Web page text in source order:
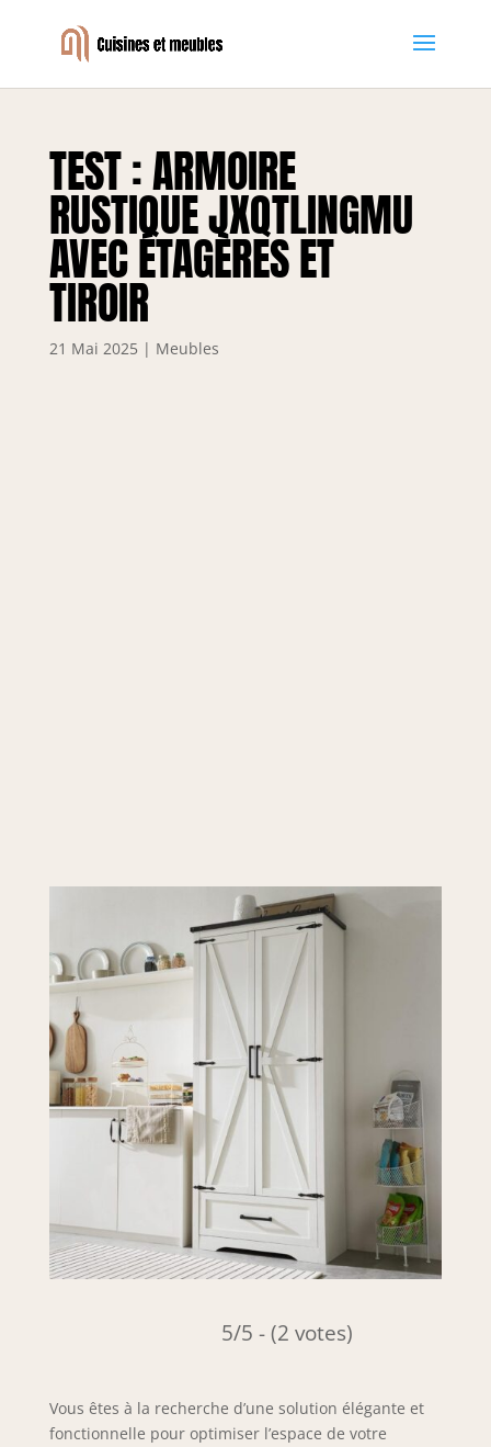
TEST : ARMOIRE
RUSTIQUE JXQTLINGMU
AVEC ÉTAGÈRES ET
TIROIR
21 Mai 2025 | Meubles
5/5 - (2 votes)
Vous êtes à la recherche d’une solution élégante et
fonctionnelle pour optimiser l’espace de votre